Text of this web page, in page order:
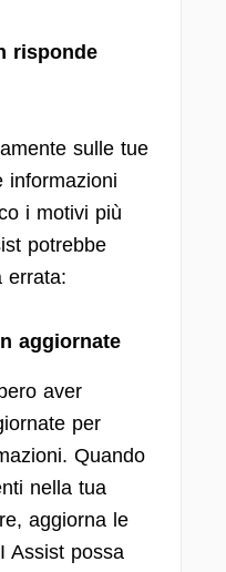
risponde
sulle tue
informazioni
i motivi più
potrebbe
errata:
aggiornate
aver
per
Quando
nella tua
aggiorna le
Assist possa